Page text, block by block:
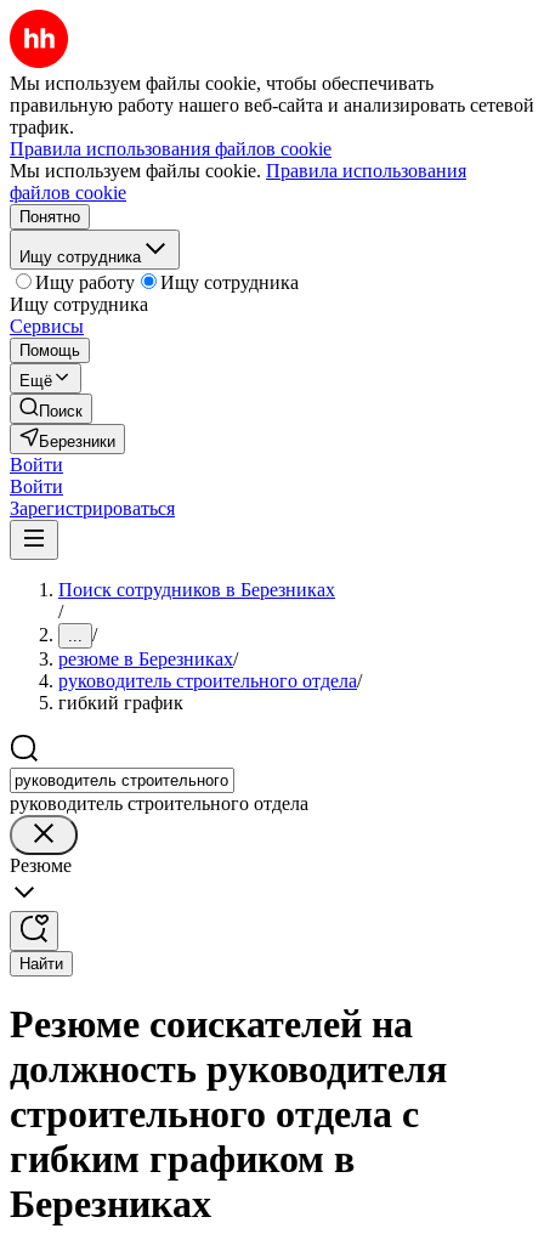
Мы используем файлы cookie, чтобы обеспечивать
правильную работу нашего веб-сайта и анализировать сетевой
трафик.
Правила использования файлов cookie
Мы используем файлы cookie. Правила использования
файлов cookie
Понятно
Ищу сотрудника
Ищу работу
Ищу сотрудника
Ищу сотрудника
Сервисы
Помощь
Ещё
Поиск
Березники
Войти
Войти
Зарегистрироваться
Поиск сотрудников в Березниках
/
... /
резюме в Березниках/
руководитель строительного отдела/
гибкий график
руководитель строительного отдела
Резюме
Найти
Резюме соискателей на
должность руководителя
строительного отдела с
гибким графиком в
Березниках